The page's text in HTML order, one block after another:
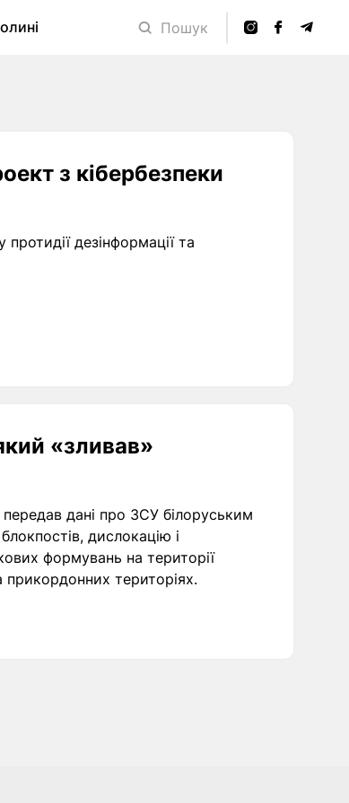
Пошук
з кібербезпеки
дезінформації та
«зливав»
дані про ЗСУ білоруським
дислокацію і
формувань на території
прикордонних територіях.